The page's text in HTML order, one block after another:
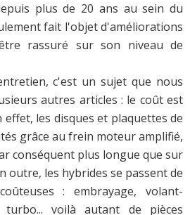
plus de 20 ans au sein du
fait l'objet d'améliorations
rassuré sur son niveau de
c'est un sujet que nous
autres articles : le coût est
les disques et plaquettes de
grâce au frein moteur amplifié,
conséquent plus longue que sur
outre, les hybrides se passent de
: embrayage, volant-
turbo... voilà autant de pièces